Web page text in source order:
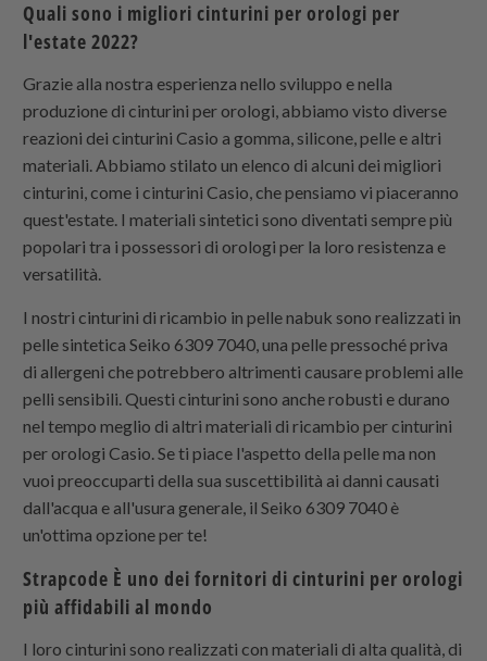
Quali sono i migliori cinturini per orologi per
l'estate 2022?
Grazie alla nostra esperienza nello sviluppo e nella
produzione di cinturini per orologi, abbiamo visto diverse
reazioni dei cinturini Casio a gomma, silicone, pelle e altri
materiali. Abbiamo stilato un elenco di alcuni dei migliori
cinturini, come i cinturini Casio, che pensiamo vi piaceranno
quest'estate. I materiali sintetici sono diventati sempre più
popolari tra i possessori di orologi per la loro resistenza e
versatilità.
I nostri cinturini di ricambio in pelle nabuk sono realizzati in
pelle sintetica Seiko 6309 7040, una pelle pressoché priva
di allergeni che potrebbero altrimenti causare problemi alle
pelli sensibili. Questi cinturini sono anche robusti e durano
nel tempo meglio di altri materiali di ricambio per cinturini
per orologi Casio. Se ti piace l'aspetto della pelle ma non
vuoi preoccuparti della sua suscettibilità ai danni causati
dall'acqua e all'usura generale, il Seiko 6309 7040 è
un'ottima opzione per te!
Strapcode È uno dei fornitori di cinturini per orologi
più affidabili al mondo
I loro cinturini sono realizzati con materiali di alta qualità, di